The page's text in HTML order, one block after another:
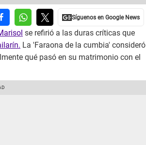
se refirió a las duras críticas que
La 'Faraona de la cumbia' consideró
qué pasó en su matrimonio con el